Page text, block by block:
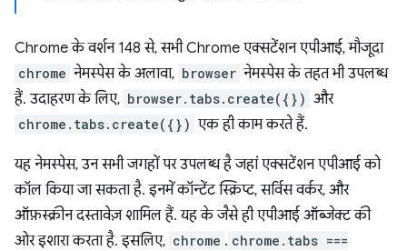
Chrome के वर्शन 148 से, सभी Chrome एक्सटेंशन एपीआई, मौजूदा
chrome नेमस्पेस के अलावा, browser नेमस्पेस के तहत भी उपलब्ध
हैं. उदाहरण के लिए, browser.tabs.create({}) और
chrome.tabs.create({}) एक ही काम करते हैं.
यह नेमस्पेस, उन सभी जगहों पर उपलब्ध है जहां एक्सटेंशन एपीआई को
कॉल किया जा सकता है. इनमें कॉन्टेंट स्क्रिप्ट, सर्विस वर्कर, और
ऑफ़स्क्रीन दस्तावेज़ शामिल हैं. यह के जैसे ही एपीआई ऑब्जेक्ट की
ओर इशारा करता है. इसलिए, chrome . chrome.tabs ===